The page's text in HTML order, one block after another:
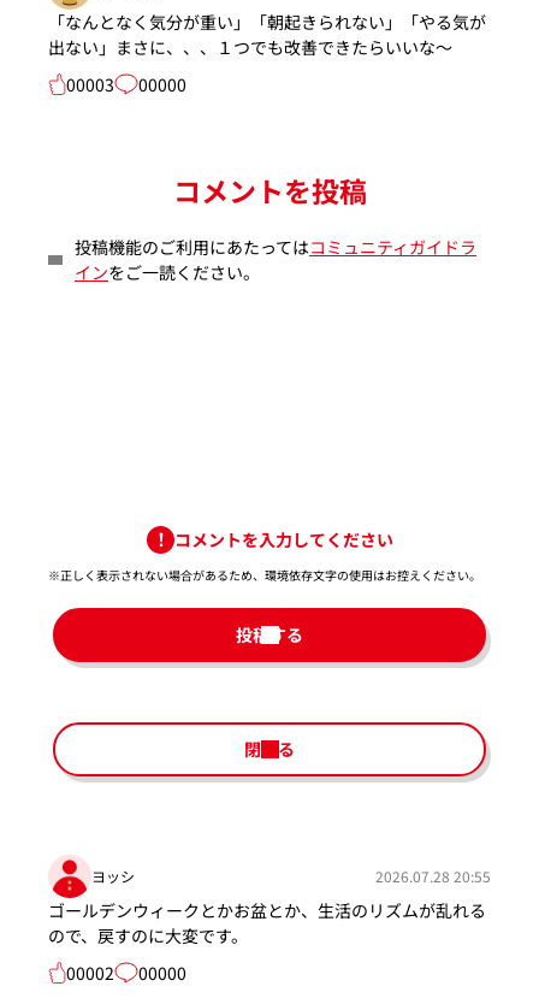
「なんとなく気分が重い」「朝起きられない」「やる気が
出ない」まさに、、、１つでも改善できたらいいな～
00003
00000
コメントを投稿
投稿機能のご利用にあたってはコミュニティガイドラ
インをご一読ください。
コメントを入力してください
※正しく表示されない場合があるため、環境依存文字の使用はお控えください。​
投稿する
閉じる
ヨッシ 2026.07.28 20:55
ゴールデンウィークとかお盆とか、生活のリズムが乱れる
ので、戻すのに大変です。
00002
00000